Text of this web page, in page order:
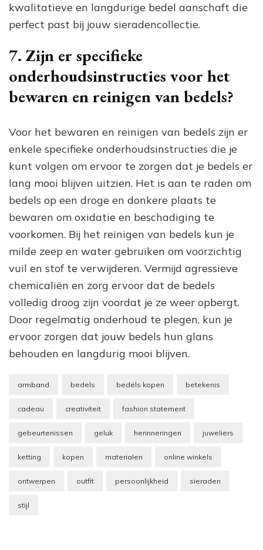
kwalitatieve en langdurige bedel aanschaft die
perfect past bij jouw sieradencollectie.
7. Zijn er specifieke
onderhoudsinstructies voor het
bewaren en reinigen van bedels?
Voor het bewaren en reinigen van bedels zijn er
enkele specifieke onderhoudsinstructies die je
kunt volgen om ervoor te zorgen dat je bedels er
lang mooi blijven uitzien. Het is aan te raden om
bedels op een droge en donkere plaats te
bewaren om oxidatie en beschadiging te
voorkomen. Bij het reinigen van bedels kun je
milde zeep en water gebruiken om voorzichtig
vuil en stof te verwijderen. Vermijd agressieve
chemicaliën en zorg ervoor dat de bedels
volledig droog zijn voordat je ze weer opbergt.
Door regelmatig onderhoud te plegen, kun je
ervoor zorgen dat jouw bedels hun glans
behouden en langdurig mooi blijven.
armband bedels bedels kopen betekenis
cadeau creativiteit fashion statement
gebeurtenissen geluk herinneringen juweliers
ketting kopen materialen online winkels
ontwerpen outfit persoonlijkheid sieraden
stijl